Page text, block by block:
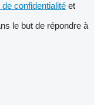
de confidentialité et
le but de répondre à